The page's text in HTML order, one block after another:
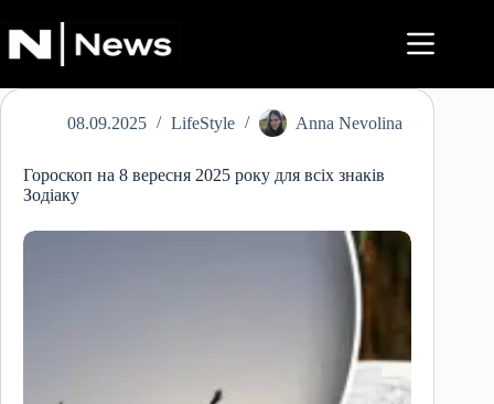
до
вмісту
08.09.2025 LifeStyle Anna Nevolina
Гороскоп на 8 вересня 2025 року для всіх знаків
Зодіаку